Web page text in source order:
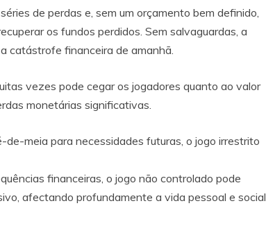
de perdas e, sem um orçamento bem definido,
os fundos perdidos. Sem salvaguardas, a
catástrofe financeira de amanhã.
vezes pode cegar os jogadores quanto ao valor
monetárias significativas.
de-meia para necessidades futuras, o jogo irrestrito
financeiras, o jogo não controlado pode
afectando profundamente a vida pessoal e social